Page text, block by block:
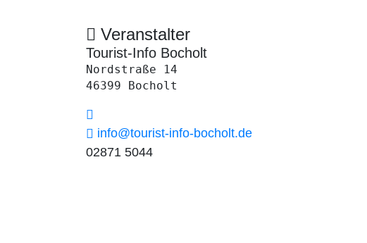
Veranstalter
Tourist-Info Bocholt
Nordstraße 14
46399 Bocholt
info@tourist-info-bocholt.de
02871 5044